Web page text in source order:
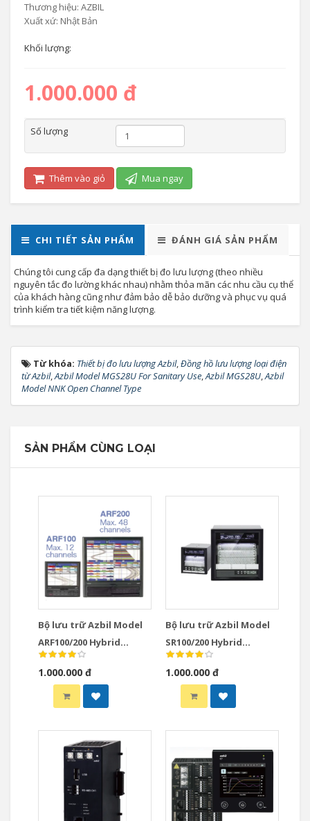
Thương hiệu: AZBIL
Xuất xứ: Nhật Bản
Khối lượng:
1.000.000 đ
Số lượng
Thêm vào giỏ Mua ngay
CHI TIẾT SẢN PHẨM ĐÁNH GIÁ SẢN PHẨM
Chúng tôi cung cấp đa dạng thiết bị đo lưu lượng (theo nhiều
nguyên tắc đo lường khác nhau) nhằm thỏa mãn các nhu cầu cụ thể
của khách hàng cũng như đảm bảo dễ bảo dưỡng và phục vụ quá
trình kiểm tra tiết kiệm năng lượng.
Từ khóa: Thiết bị đo lưu lượng Azbil,Đồng hồ lưu lượng loại điện
từ Azbil,Azbil Model MGS28U For Sanitary Use,Azbil MGS28U,Azbil
Model NNK Open Channel Type
SẢN PHẨM CÙNG LOẠI
Bộ lưu trữ Azbil Model
ARF100/200 Hybrid
Recorders
1.000.000 đ
Bộ lưu trữ Azbil Model
SR100/200 Hybrid
Recorders
1.000.000 đ